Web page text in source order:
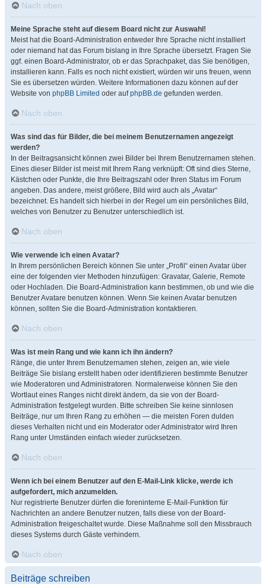
Nach oben
Meine Sprache steht auf diesem Board nicht zur Auswahl!
Meist hat die Board-Administration entweder Ihre Sprache nicht installiert
oder niemand hat das Forum bislang in Ihre Sprache übersetzt. Fragen Sie
ggf. einen Board-Administrator, ob er das Sprachpaket, das Sie benötigen,
installieren kann. Falls es noch nicht existiert, würden wir uns freuen, wenn
Sie es übersetzen würden. Weitere Informationen dazu können auf der
Website von phpBB Limited oder aufphpBB.de gefunden werden.
Nach oben
Was sind das für Bilder, die bei meinem Benutzernamen angezeigt
werden?
In der Beitragsansicht können zwei Bilder bei Ihrem Benutzernamen stehen.
Eines dieser Bilder ist meist mit Ihrem Rang verknüpft: Oft sind dies Sterne,
Kästchen oder Punkte, die Ihre Beitragszahl oder Ihren Status im Forum
angeben. Das andere, meist größere, Bild wird auch als „Avatar“
bezeichnet. Es handelt sich hierbei in der Regel um ein persönliches Bild,
welches von Benutzer zu Benutzer unterschiedlich ist.
Nach oben
Wie verwende ich einen Avatar?
In Ihrem persönlichen Bereich können Sie unter „Profil“ einen Avatar über
eine der folgenden vier Methoden hinzufügen: Gravatar, Galerie, Remote
oder Hochladen. Die Board-Administration kann bestimmen, ob und wie die
Benutzer Avatare benutzen können. Wenn Sie keinen Avatar benutzen
können, sollten Sie die Board-Administration kontaktieren.
Nach oben
Was ist mein Rang und wie kann ich ihn ändern?
Ränge, die unter Ihrem Benutzernamen stehen, zeigen an, wie viele
Beiträge Sie bislang erstellt haben oder identifizieren bestimmte Benutzer
wie Moderatoren und Administratoren. Normalerweise können Sie den
Wortlaut eines Ranges nicht direkt ändern, da sie von der Board-
Administration festgelegt wurden. Bitte schreiben Sie keine sinnlosen
Beiträge, nur um Ihren Rang zu erhöhen — die meisten Foren dulden
dieses Verhalten nicht und ein Moderator oder Administrator wird Ihren
Rang unter Umständen einfach wieder zurücksetzen.
Nach oben
Wenn ich bei einem Benutzer auf den E-Mail-Link klicke, werde ich
aufgefordert, mich anzumelden.
Nur registrierte Benutzer dürfen die foreninterne E-Mail-Funktion für
Nachrichten an andere Benutzer nutzen, falls diese von der Board-
Administration freigeschaltet wurde. Diese Maßnahme soll den Missbrauch
dieses Systems durch Gäste verhindern.
Nach oben
Beiträge schreiben